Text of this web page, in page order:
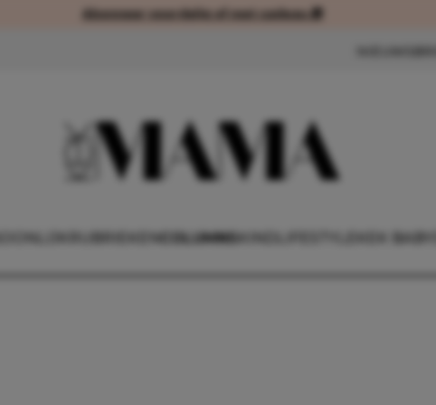
Abonneer voordelig of met cadeau 🎁Abonneer voordelig of met cadeau 🎁
COLUMNS